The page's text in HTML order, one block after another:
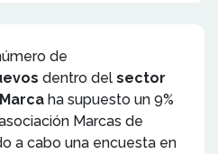
de
dentro del sector
ha supuesto un 9%
Marcas de
a cabo una encuesta en